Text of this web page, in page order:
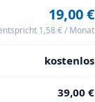
19,00 €
1,58 € / Monat
kostenlos
39,00 €